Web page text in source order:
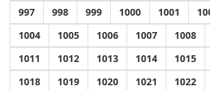
997 998 999 1000 1001
1004
1005 1006 1007 1008
1011
1012 1013 1014 1015
1018
1019 1020 1021 1022